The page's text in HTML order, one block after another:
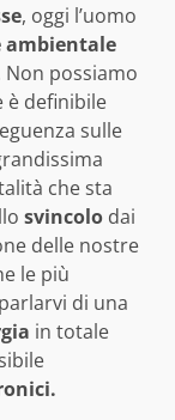
, oggi l’uomo
ambientale
Non possiamo
è definibile
sulle
che sta
svincolo dai
delle nostre
le più
di una
in totale